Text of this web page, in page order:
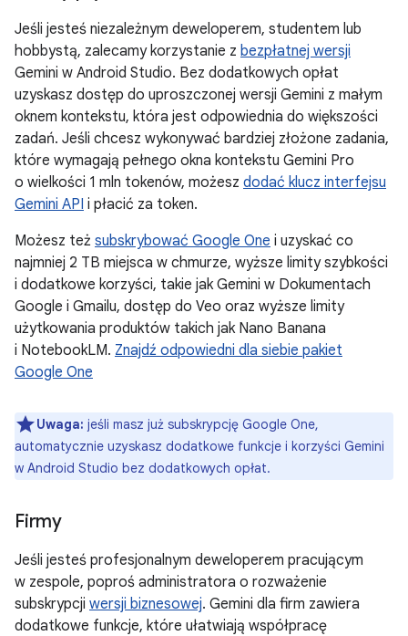
Jeśli jesteś niezależnym deweloperem, studentem lub
hobbystą, zalecamy korzystanie z bezpłatnej wersji
Gemini w Android Studio. Bez dodatkowych opłat
uzyskasz dostęp do uproszczonej wersji Gemini z małym
oknem kontekstu, która jest odpowiednia do większości
zadań. Jeśli chcesz wykonywać bardziej złożone zadania,
które wymagają pełnego okna kontekstu Gemini Pro
o wielkości 1 mln tokenów, możesz dodać klucz interfejsu
Gemini API i płacić za token.
Możesz też subskrybować Google One i uzyskać co
najmniej 2 TB miejsca w chmurze, wyższe limity szybkości
i dodatkowe korzyści, takie jak Gemini w Dokumentach
Google i Gmailu, dostęp do Veo oraz wyższe limity
użytkowania produktów takich jak Nano Banana
i NotebookLM. Znajdź odpowiedni dla siebie pakiet
Google One
Uwaga: jeśli masz już subskrypcję Google One,
automatycznie uzyskasz dodatkowe funkcje i korzyści Gemini
w Android Studio bez dodatkowych opłat.
Firmy
Jeśli jesteś profesjonalnym deweloperem pracującym
w zespole, poproś administratora o rozważenie
subskrypcji wersji biznesowej. Gemini dla firm zawiera
dodatkowe funkcje, które ułatwiają współpracę